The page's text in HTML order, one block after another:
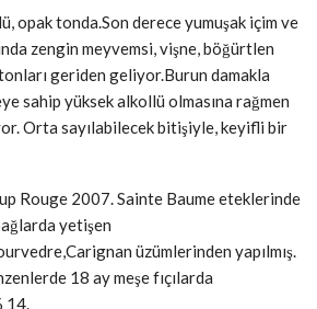
opak tonda.Son derece yumuşak içim ve
zengin meyvemsi, vişne, böğürtlen
geriden geliyor.Burun damakla
sahip yüksek alkollü olmasına rağmen
Orta sayılabilecek bitişiyle, keyifli bir
Rouge 2007. Sainte Baume eteklerinde
yetişen
üzümlerinden yapılmış.
18 ay meşe fıçılarda
14.